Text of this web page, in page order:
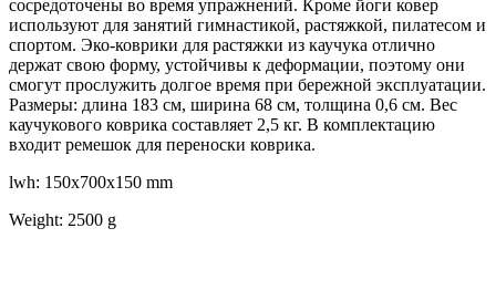
сосредоточены во время упражнений. Кроме йоги ковер
используют для занятий гимнастикой, растяжкой, пилатесом и
спортом. Эко-коврики для растяжки из каучука отлично
держат свою форму, устойчивы к деформации, поэтому они
смогут прослужить долгое время при бережной эксплуатации.
Размеры: длина 183 см, ширина 68 см, толщина 0,6 см. Вес
каучукового коврика составляет 2,5 кг. В комплектацию
входит ремешок для переноски коврика.
lwh: 150x700x150 mm
Weight: 2500 g